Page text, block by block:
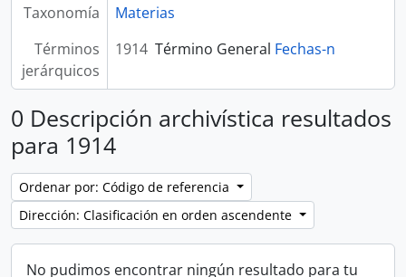
Taxonomía
Materias
Términos
jerárquicos
1914 Término General Fechas-n
0 Descripción archivística resultados
para 1914
Ordenar por: Código de referencia
Dirección: Clasificación en orden ascendente
No pudimos encontrar ningún resultado para tu